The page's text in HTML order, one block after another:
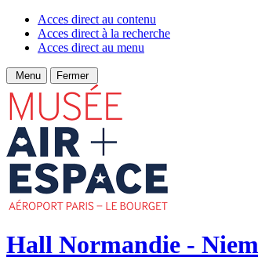
Acces direct au contenu
Acces direct à la recherche
Acces direct au menu
Menu Fermer
Hall Normandie -